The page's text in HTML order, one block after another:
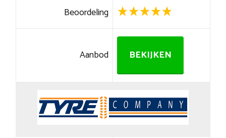
Beoordeling
Aanbod BEKIJKEN